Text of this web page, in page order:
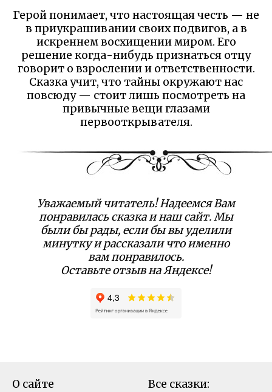
Герой понимает, что настоящая честь — не
в приукрашивании своих подвигов, а в
искреннем восхищении миром. Его
решение когда-нибудь признаться отцу
говорит о взрослении и ответственности.
Сказка учит, что тайны окружают нас
повсюду — стоит лишь посмотреть на
привычные вещи глазами
первооткрывателя.
Уважаемый читатель! Надеемся Вам
понравилась сказка и наш сайт. Мы
были бы рады, если бы вы уделили
минутку и рассказали что именно
вам понравилось.
Оставьте отзыв на Яндексе!
О сайте Все сказки: